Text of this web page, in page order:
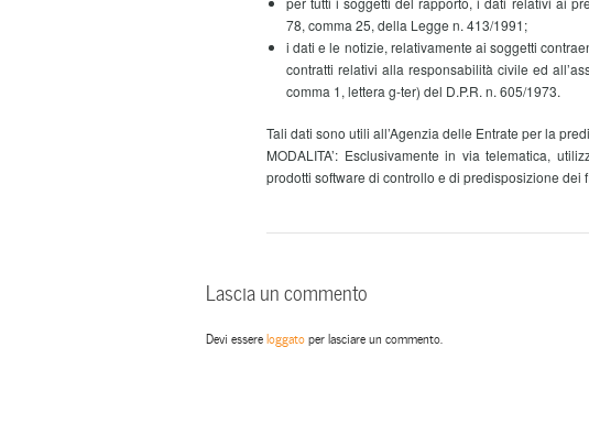
78, comma 25, della Legge n. 413/1991;
i dati e le notizie, relativamente ai soggetti
contratti relativi alla responsabilità civile ed
comma 1, lettera g-ter) del D.P.R. n. 605/1973.
Tali dati sono utili all’Agenzia delle Entrate per la
MODALITA’: Esclusivamente in via telematica,
prodotti software di controllo e di predisposizione dei
Lascia un commento
Devi essereloggatoper lasciare un commento.